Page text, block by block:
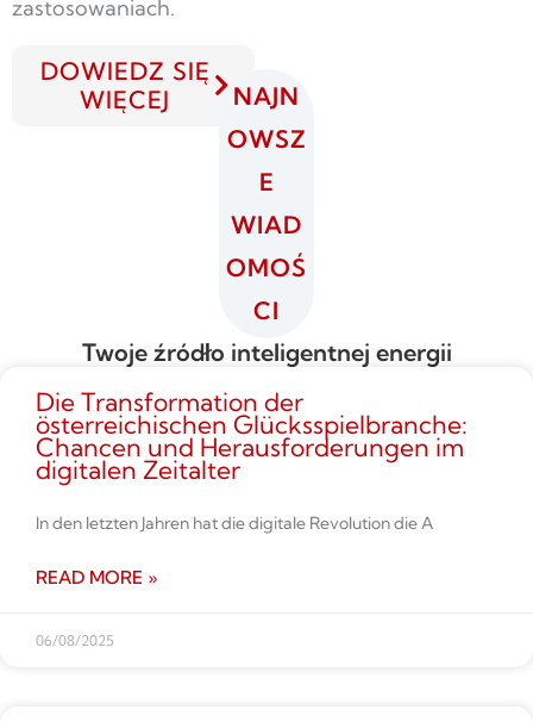
zastosowaniach.
DOWIEDZ SIĘ
WIĘCEJ
NAJN
OWSZ
E
WIAD
OMOŚ
CI
Twoje źródło inteligentnej energii
Die Transformation der
österreichischen Glücksspielbranche:
Chancen und Herausforderungen im
digitalen Zeitalter
In den letzten Jahren hat die digitale Revolution die A
READ MORE »
06/08/2025